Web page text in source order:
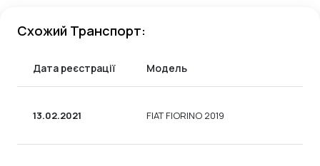
Схожий Транспорт:
Дата реєстрації Модель
13.02.2021 FIAT FIORINO 2019